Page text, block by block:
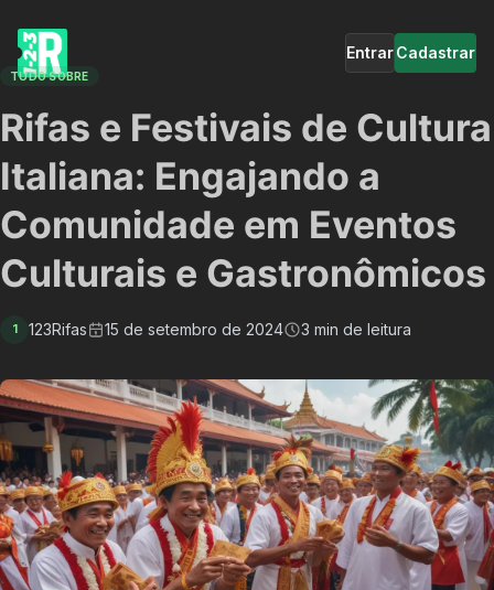
EntrarCadastrar
TUDO SOBRE
Rifas e Festivais de Cultura
Italiana: Engajando a
Comunidade em Eventos
Culturais e Gastronômicos
1 123Rifas 15 de setembro de 2024 3 min de leitura